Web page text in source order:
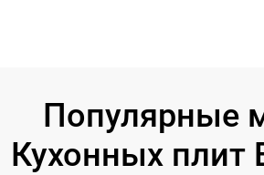
Популярные
Кухонных плит